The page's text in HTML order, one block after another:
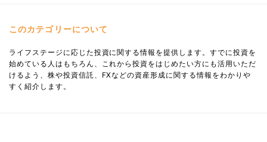
このカテゴリーについて
ライフステージに応じた投資に関する情報を提供します。すでに投資を
始めている人はもちろん、これから投資をはじめたい方にも活用いただ
けるよう、株や投資信託、FXなどの資産形成に関する情報をわかりや
すく紹介します。